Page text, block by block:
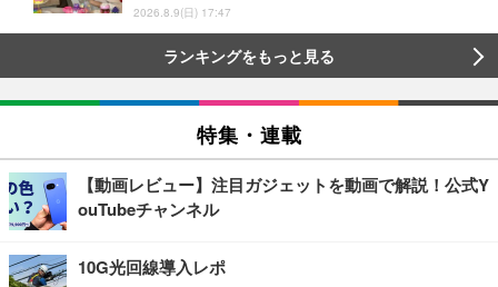
2026.8.9(日) 17:47
ランキングをもっと見る
特集・連載
【動画レビュー】注目ガジェットを動画で解説！公式Y
ouTubeチャンネル
10G光回線導入レポ